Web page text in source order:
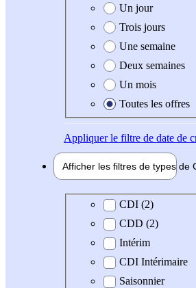
Date de création de l'offre
Un jour
Trois jours
Une semaine
Deux semaines
Un mois
Toutes les offres
Appliquerle filtre de date de
Afficher les filtres de types de
Type de contrat
CDI (2)
CDD (2)
Intérim
CDI Intérimaire
Saisonnier